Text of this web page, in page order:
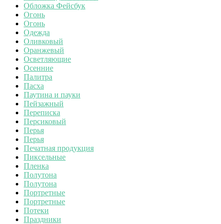
Обложка Фейсбук
Огонь
Огонь
Одежда
Оливковый
Оранжевый
Осветляющие
Осенние
Палитра
Пасха
Паутина и пауки
Пейзажный
Переписка
Персиковый
Перья
Перья
Печатная продукция
Пиксельные
Пленка
Полутона
Полутона
Портретные
Портретные
Потеки
Праздники